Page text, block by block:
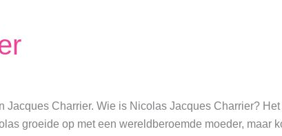
Charrier. Wie is Nicolas Jacques Charrier? Het
groeide op met een wereldberoemde moeder, maar